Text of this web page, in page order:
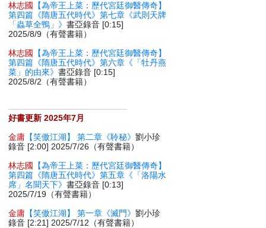
林志國
【為帝王上菜：歷代宮廷御醫傳奇】
第四篇《隋唐五代時代》第七章《武則天牌
「蟲草全鴨」》書亞錄音 [0:15]
2025/8/9（有聲書籍）
林志國
【為帝王上菜：歷代宮廷御醫傳奇】
第四篇《隋唐五代時代》第六章《「牡丹燕
菜」的由來》書亞錄音 [0:15]
2025/8/2（有聲書籍）
好書更新 2025年7月
金庸 【笑傲江湖】 第二章《聆秘》劉小珍
錄音 [2:00] 2025/7/26（有聲書籍）
林志國
【為帝王上菜：歷代宮廷御醫傳奇】
第四篇《隋唐五代時代》第五章《「洛陽水
席」名聞天下》書亞錄音 [0:13]
2025/7/19（有聲書籍）
金庸 【笑傲江湖】 第一章《滅門》劉小珍
錄音 [2:21] 2025/7/12（有聲書籍）